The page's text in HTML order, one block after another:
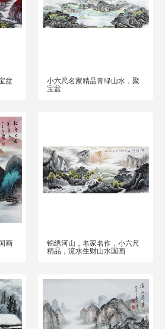
盆
小六尺名家精品青绿山水，聚
宝盆
画
锦绣河山，名家名作，小六尺
精品，流水生财山水国画